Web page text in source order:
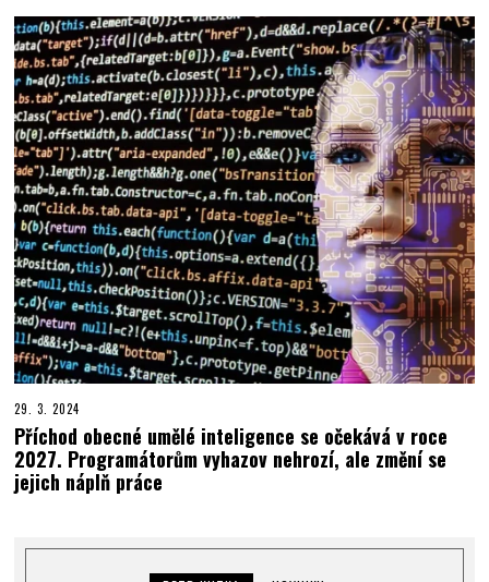
29. 3. 2024
Příchod obecné umělé inteligence se očekává v roce
2027. Programátorům vyhazov nehrozí, ale změní se
jejich náplň práce